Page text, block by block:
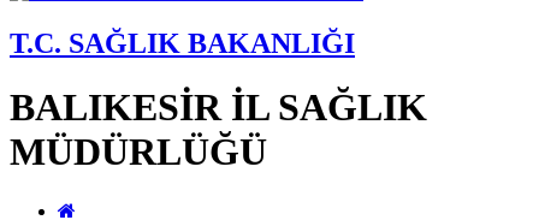
T.C. SAĞLIK BAKANLIĞI
BALIKESİR İL SAĞLIK
MÜDÜRLÜĞÜ